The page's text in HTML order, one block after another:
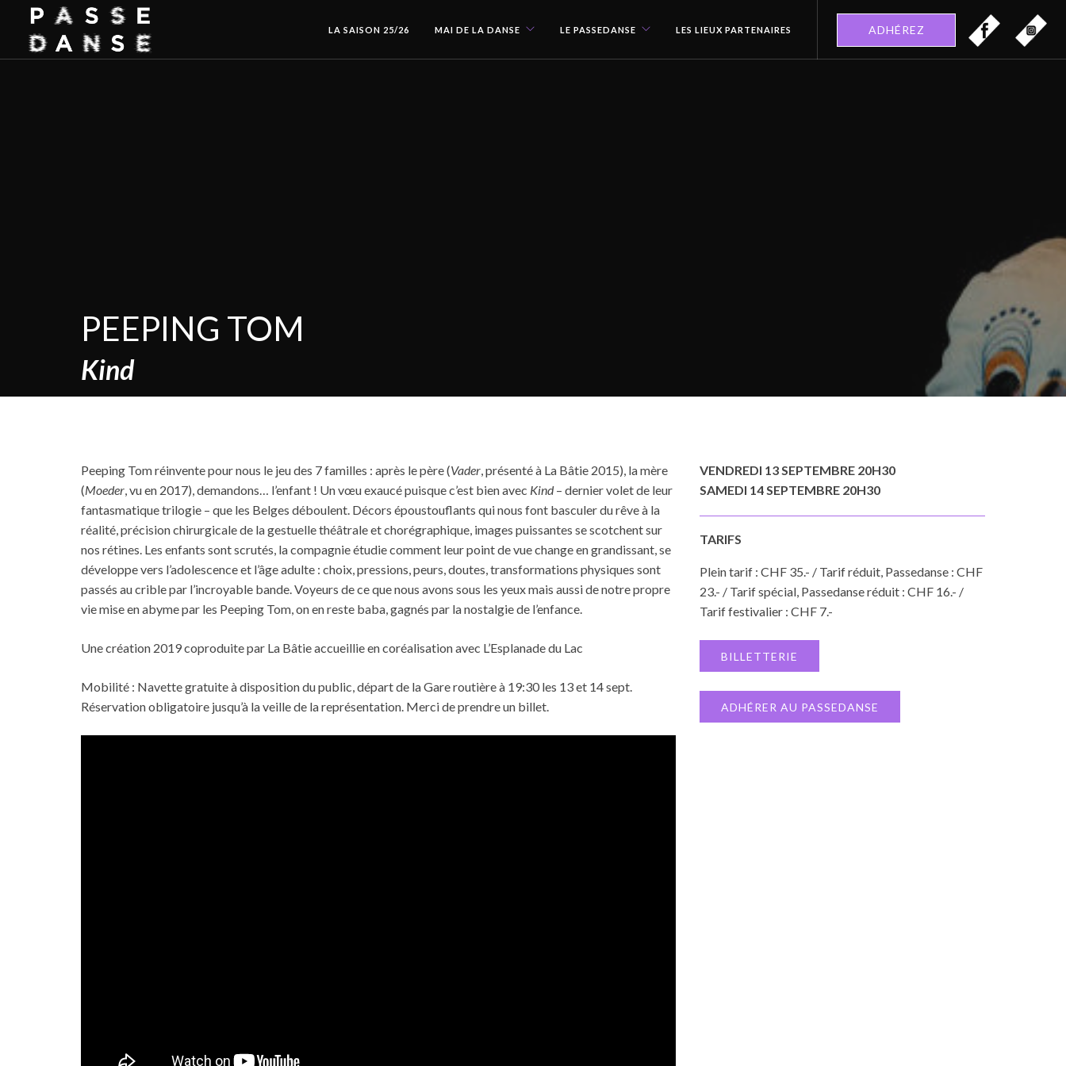
LA SAISON 25/26 MAI DE LA DANSE LE PASSEDANSE LES LIEUX PARTENAIRES ADHÉREZ
PEEPING TOM
Kind
Peeping Tom réinvente pour nous le jeu des 7 familles : après le père (Vader, présenté à La Bâtie 2015), la mère
(Moeder, vu en 2017), demandons… l’enfant ! Un vœu exaucé puisque c’est bien avec Kind– dernier volet de leur
fantasmatique trilogie – que les Belges déboulent. Décors époustouflants qui nous font basculer du rêve à la
réalité, précision chirurgicale de la gestuelle théâtrale et chorégraphique, images puissantes se scotchent sur
nos rétines. Les enfants sont scrutés, la compagnie étudie comment leur point de vue change en grandissant, se
développe vers l’adolescence et l’âge adulte : choix, pressions, peurs, doutes, transformations physiques sont
passés au crible par l’incroyable bande. Voyeurs de ce que nous avons sous les yeux mais aussi de notre propre
vie mise en abyme par les Peeping Tom, on en reste baba, gagnés par la nostalgie de l’enfance.
Une création 2019 coproduite par La Bâtie accueillie en coréalisation avec L’Esplanade du Lac
Mobilité : Navette gratuite à disposition du public, départ de la Gare routière à 19:30 les 13 et 14 sept.
Réservation obligatoire jusqu’à la veille de la représentation. Merci de prendre un billet.
VENDREDI 13 SEPTEMBRE 20H30
SAMEDI 14 SEPTEMBRE 20H30
TARIFS
Plein tarif : CHF 35.- / Tarif réduit, Passedanse : CHF
23.- / Tarif spécial, Passedanse réduit : CHF 16.- /
Tarif festivalier : CHF 7.-
BILLETTERIE
ADHÉRER AU PASSEDANSE